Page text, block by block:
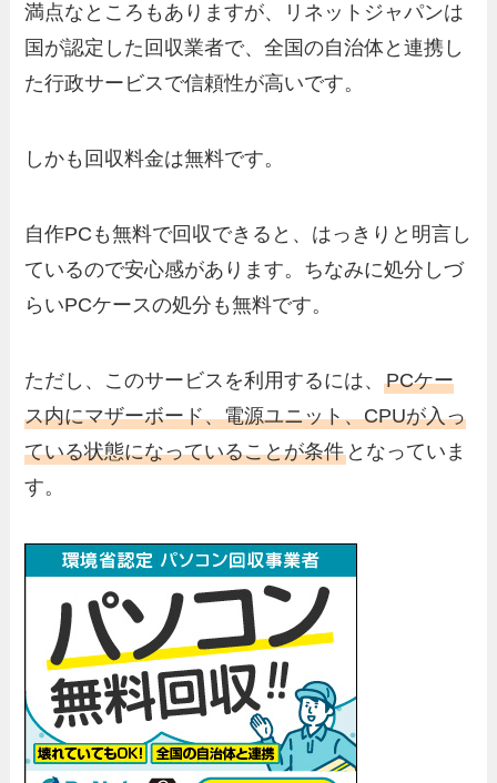
満点なところもありますが、リネットジャパンは
国が認定した回収業者で、全国の自治体と連携し
た行政サービスで信頼性が高いです。
しかも回収料金は無料です。
自作PCも無料で回収できると、はっきりと明言し
ているので安心感があります。ちなみに処分しづ
らいPCケースの処分も無料です。
ただし、このサービスを利用するには、PCケー
ス内にマザーボード、電源ユニット、CPUが入っ
ている状態になっていることが条件 となっていま
す。